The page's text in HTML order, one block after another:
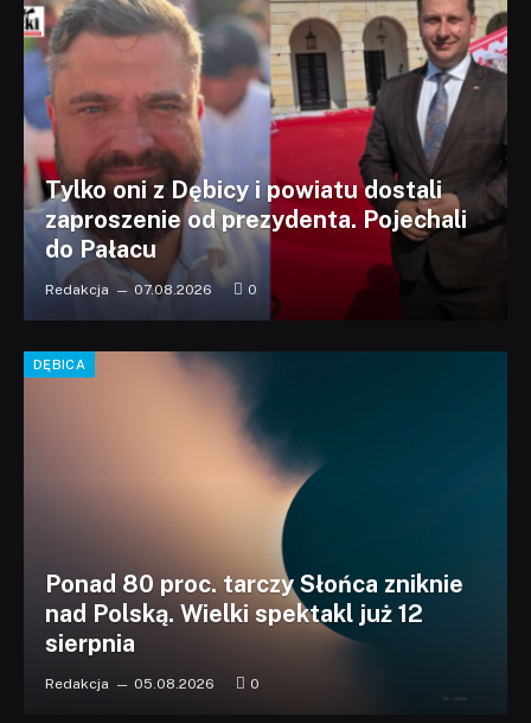
Tylko oni z Dębicy i powiatu dostali
zaproszenie od prezydenta. Pojechali
do Pałacu
Redakcja 07.08.2026 0
DĘBICA
Ponad 80 proc. tarczy Słońca zniknie
nad Polską. Wielki spektakl już 12
sierpnia
Redakcja 05.08.2026 0